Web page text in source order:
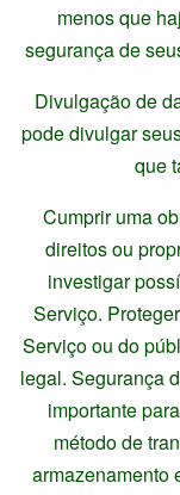
menos que
segurança de
Divulgação de
pode divulgar
que
Cumprir uma
direitos ou
investigar
Serviço.
Serviço ou do
legal. Segurança
importante
método de
armazenamento